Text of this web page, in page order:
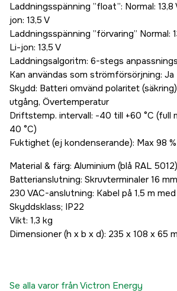
Laddningsspänning ”float”: Normal: 13,8
jon: 13,5 V
Laddningsspänning ”förvaring” Normal:
Li-jon: 13,5 V
Laddningsalgoritm: 6-stegs
Kan användas som strömförsörjning: Ja
Skydd: Batteri omvänd polaritet
utgång, Övertemperatur
Driftstemp. intervall: -40 till +60 °C (full
40 °C)
Fuktighet (ej kondenserande): Max 98 %
Material & färg: Aluminium (blå RAL 5012)
Batterianslutning: Skruvterminaler 16
230 VAC-anslutning: Kabel på 1,5 m
Skyddsklass; IP22
Vikt: 1,3 kg
Dimensioner (h x b x d): 235 x 108 x 65
Se alla varor från Victron Energy